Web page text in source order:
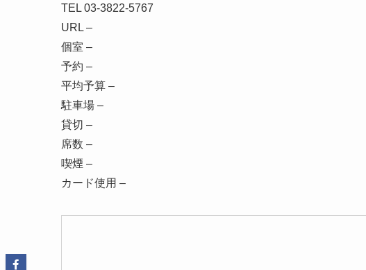
TEL 03-3822-5767
URL –
個室 –
予約 –
平均予算 –
駐車場 –
貸切 –
席数 –
喫煙 –
カード使用 –